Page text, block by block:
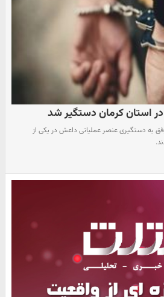
استان کرمان دستگیر شد
به دستگیری عنصر عملیاتی داعش در یکی از